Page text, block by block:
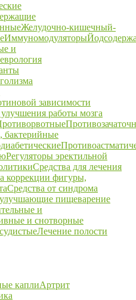
Желудочно-кишечный-
Иммуномодуляторы
и
зависимости
работы мозга
бактерийные
Регуляторы эректильной
Средства для лечения
коррекции фигуры,
Средства от синдрома
пищеварение
и
и снотворные
Лечение полости
каплиАртрит